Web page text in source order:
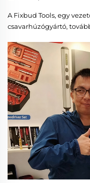
A Fixbud Tools, egy
csavarhúzógyártó,
iparágak egyre inkább
követelnek, cégünk
teljesítményű